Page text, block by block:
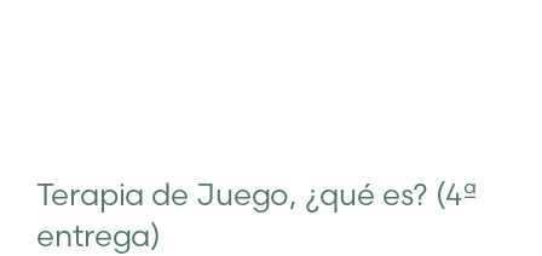
Terapia de Juego, ¿qué es? (4ª
entrega)